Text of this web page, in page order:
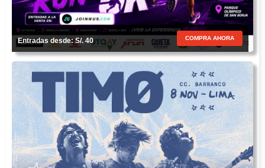
Entradas desde: S/. 40 COMPRA AHORA